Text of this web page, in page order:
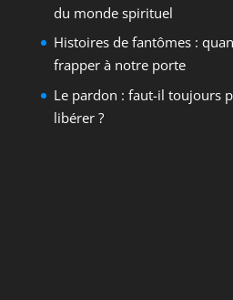
du monde spirituel
Histoires de fantômes :
frapper à notre porte
Le pardon : faut-il toujours
libérer ?